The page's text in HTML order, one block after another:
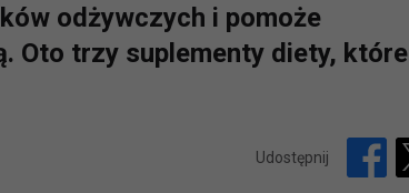
odżywczych i pomoże
Oto trzy suplementy diety, które
Udostępnij